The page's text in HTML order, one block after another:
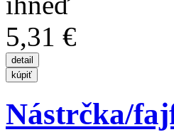
5,31 €
Nástrčka/